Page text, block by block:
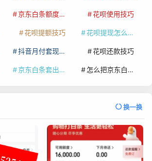
京东白条额度提升 花呗使用技巧
花呗提额技巧 花呗提现怎么操作
抖音月付套现秒回100起 花呗还款技巧
京东白条套出来手续费多少 怎么把京东白条的钱取出来
换一换